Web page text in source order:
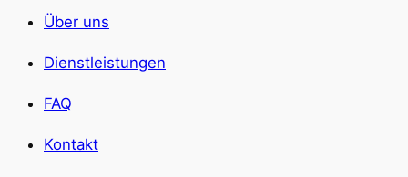
Über uns
Dienstleistungen
FAQ
Kontakt